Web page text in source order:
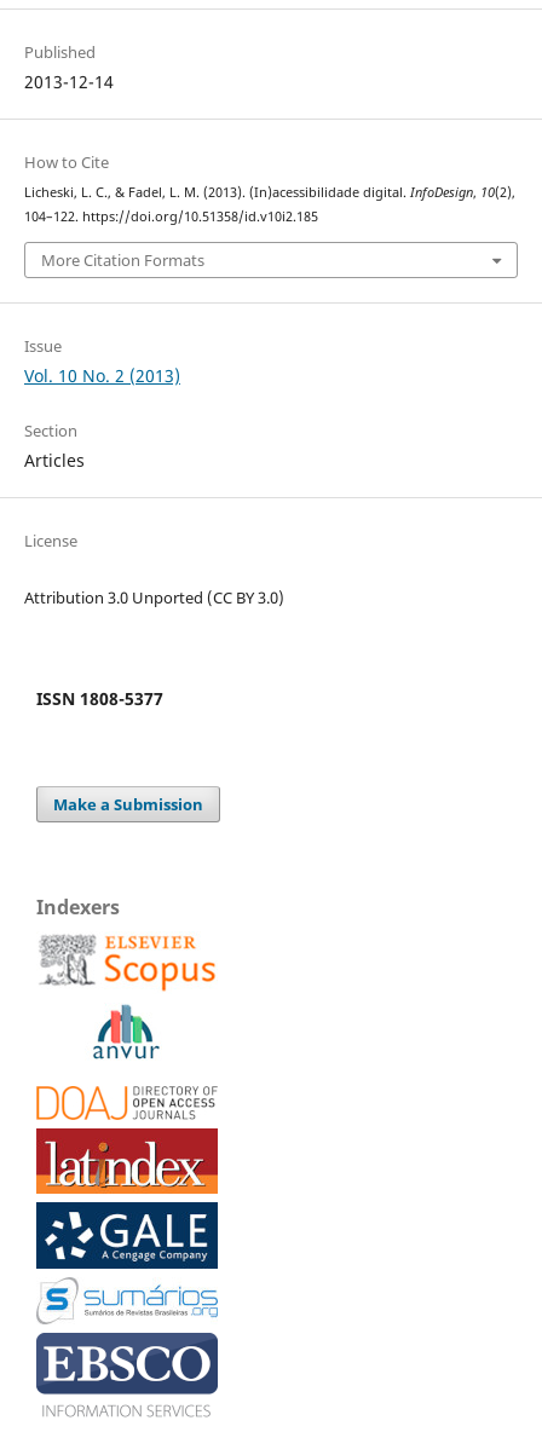
Published
2013-12-14
How to Cite
Licheski, L. C., & Fadel, L. M. (2013). (In)acessibilidade digital. InfoDesign, 10(2),
104–122. https://doi.org/10.51358/id.v10i2.185
More Citation Formats
Issue
Vol. 10 No. 2 (2013)
Section
Articles
License
Attribution 3.0 Unported (CC BY 3.0)
ISSN 1808-5377
Make a Submission
Indexers